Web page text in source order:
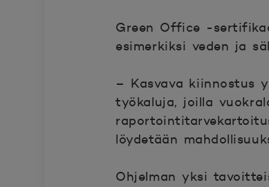
Green Office -
esimerkiksi veden ja
– Kasvava kiinnostus
työkaluja, joilla
löydetään
Ohjelman yksi